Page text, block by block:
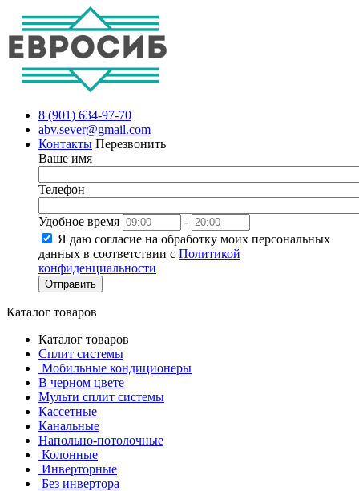
8 (901) 634-97-70
abv.sever@gmail.com
Контакты Перезвонить
Ваше имя
Телефон
Удобное время
-
Я даю согласие на обработку моих персональных
данных в соответствии с Политикой
конфиденциальности
Отправить
Каталог товаров
Каталог товаров
Сплит системы
Мобильные кондиционеры
В черном цвете
Мульти сплит системы
Кассетные
Канальные
Напольно-потолочные
Колонные
Инверторные
Без инвертора